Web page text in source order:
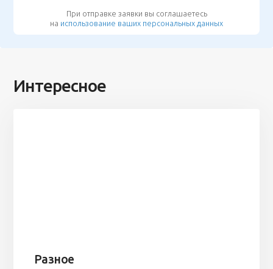
При отправке заявки вы соглашаетесь
на использование ваших персональных данных
Интересное
Разное